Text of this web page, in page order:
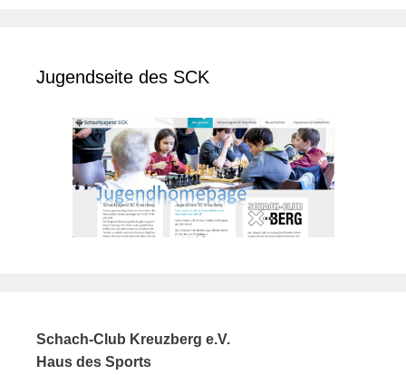
Jugendseite des SCK
Schach-Club Kreuzberg e.V.
Haus des Sports